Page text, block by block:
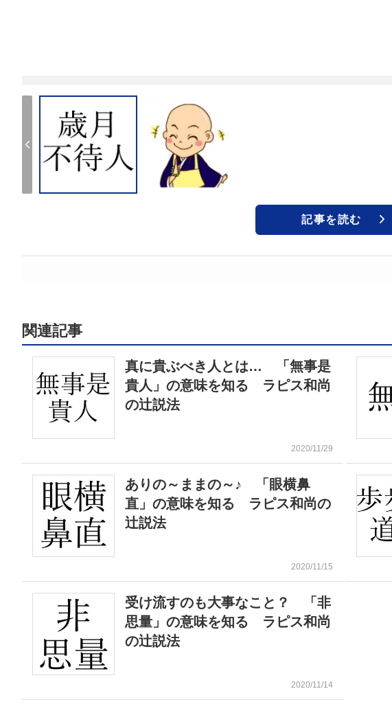
記事を読む
関連記事
真に貴ぶべき人とは… 「無事是
貴人」の意味を知る ラピス和尚
の辻説法
2020/11/29
ありの～ままの～♪ 「眼横鼻
直」の意味を知る ラピス和尚の
辻説法
2020/11/15
受け流すのも大事なこと？ 「非
思量」の意味を知る ラピス和尚
の辻説法
2020/11/14